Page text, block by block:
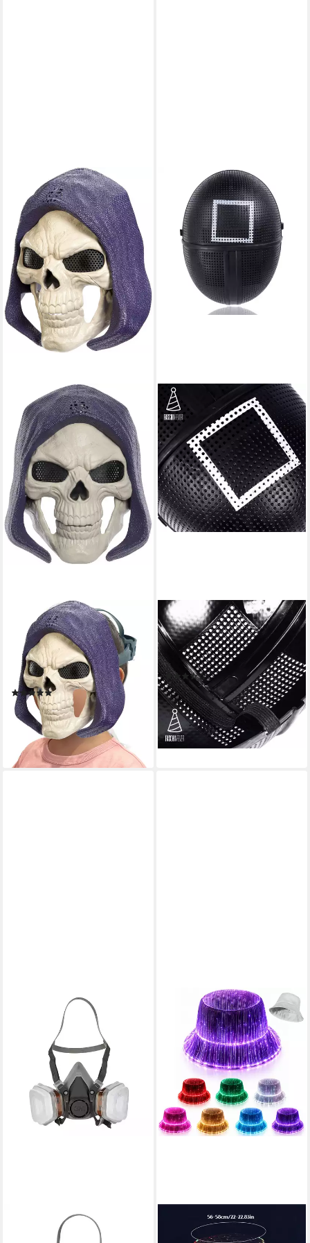
MATTEL®
Verkleidungsmaske Masters
of the Universe, Skeletor
Verwandlungsmaske (D), mit
Licht und Sound
(1)
ab 20,99 € UVP 25,99 €
nur diesen Monat
lieferbar - in 1-2 Werktagen bei dir
FASCHINFEVER
Verkleidungsmaske Squid
Game Maske - für Halloween,
Fasching & Karneval
(7)
7,49 €
lieferbar - in 4-5 Werktagen bei dir
Verkleidungsmaske 1